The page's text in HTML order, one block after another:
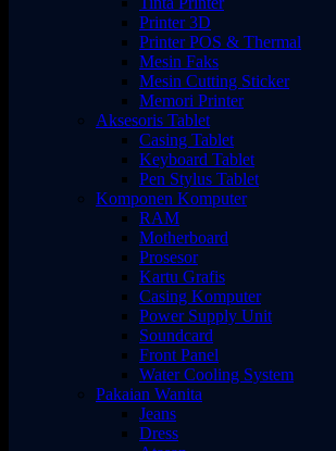
Printer 3D
Printer POS & Thermal
Mesin Faks
Mesin Cutting Sticker
Memori Printer
Aksesoris Tablet
Casing Tablet
Keyboard Tablet
Pen Stylus Tablet
Komponen Komputer
RAM
Motherboard
Prosesor
Kartu Grafis
Casing Komputer
Power Supply Unit
Soundcard
Front Panel
Water Cooling System
Pakaian Wanita
Jeans
Dress